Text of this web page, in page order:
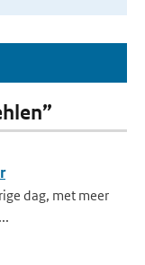
dag, met meer